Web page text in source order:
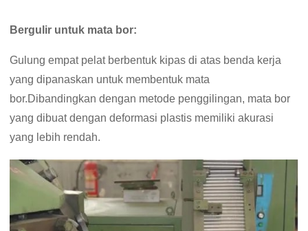
Bergulir untuk mata bor:
Gulung empat pelat berbentuk kipas di atas benda kerja
yang dipanaskan untuk membentuk mata
bor.Dibandingkan dengan metode penggilingan, mata bor
yang dibuat dengan deformasi plastis memiliki akurasi
yang lebih rendah.